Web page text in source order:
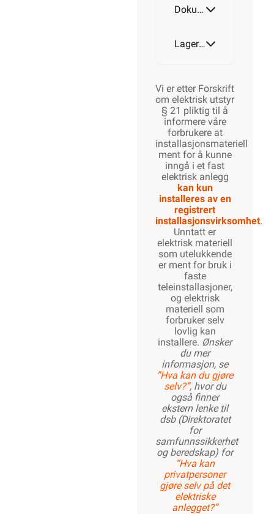
Dokumentasjon
Lagerstatus
Vi er etter Forskrift
om elektrisk utstyr
§ 21 pliktig til å
informere våre
forbrukere at
installasjonsmateriell
ment for å kunne
inngå i et fast
elektrisk anlegg
kan kun
installeres av en
registrert
installasjonsvirksomhet.
Unntatt er
elektrisk materiell
som utelukkende
er ment for bruk i
faste
teleinstallasjoner,
og elektrisk
materiell som
forbruker selv
lovlig kan
installere. Ønsker
du mer
informasjon, se
”Hva kan du gjøre
selv?”, hvor du
også finner
ekstern lenke til
dsb (Direktoratet
for
samfunnssikkerhet
og beredskap) for
“Hva kan
privatpersoner
gjøre selv på det
elektriske
anlegget?”